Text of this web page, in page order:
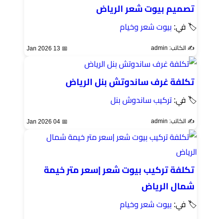
تصميم بيوت شعر الرياض
🏷 في: بيوت شعر وخيام
✍️ الكاتب: admin 📅 13 Jan 2026
تكلفة غرف ساندوتش بنل الرياض
🏷 في:تركيب ساندوش بنل
✍️ الكاتب: admin 📅 04 Jan 2026
تكلفة تركيب بيوت شعر |سعر متر خيمة
شمال الرياض
🏷 في: بيوت شعر وخيام